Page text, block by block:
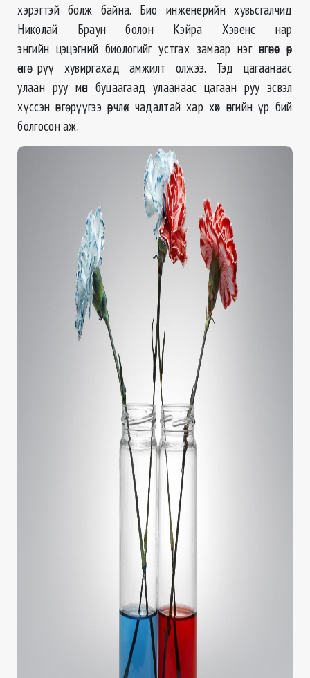
хэрэгтэй болж байна. Био инженерийн хувьсгалчид
Николай Браун болон Кэйра Хэвенс нар
энгийн цэцэгний биологийг устгах замаар нэг өнгөнөөс өөр
өнгө рүү хувиргахад амжилт олжээ. Тэд цагаанаас
улаан руу мөн буцаагаад улаанаас цагаан руу эсвэл
хүссэн өнгө рүүгээ өөрчлөх чадалтай хар хөх өнгийн үр бий
болгосон аж.